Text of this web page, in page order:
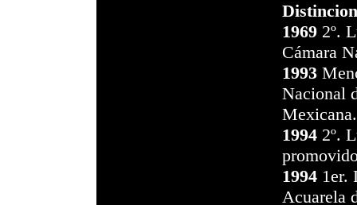
1969 2º.
Cámara
1993
Nacional
1994 2º.
1994 1er.
Acuarela